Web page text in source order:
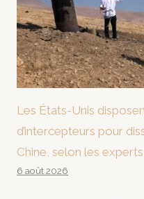
Les États-Unis
d’intercepteurs pour
Chine, selon les experts
6 août 2026